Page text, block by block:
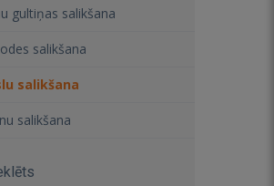
gultiņas salikšana
salikšana
salikšana
salikšana